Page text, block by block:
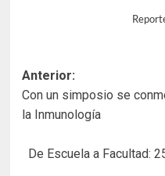
Navegación
de
entradas
Anterior:
Con un simposio se
la Inmunología
De Escuela a Facultad: